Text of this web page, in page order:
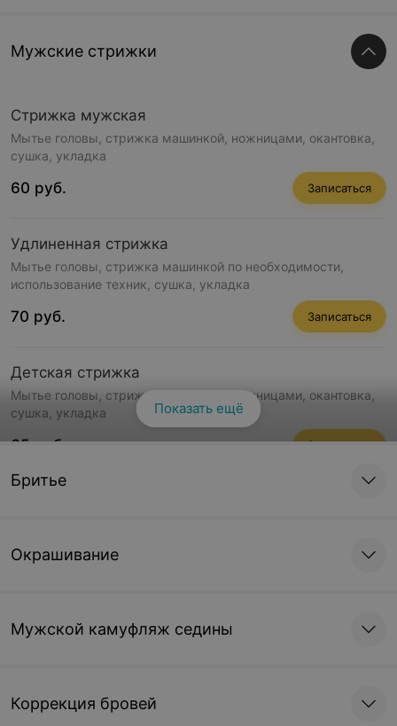
Мужские стрижки
Стрижка мужская
Мытье головы, стрижка машинкой, ножницами, окантовка,
сушка, укладка
60 руб. Записаться
Удлиненная стрижка
Мытье головы, стрижка машинкой по необходимости,
использование техник, сушка, укладка
70 руб. Записаться
Детская стрижка
Мытье головы, стрижка машинкой, ножницами, окантовка,
сушка, укладка
65 руб. Записаться
Показать ещё
Бритье
Окрашивание
Мужской камуфляж седины
Коррекция бровей